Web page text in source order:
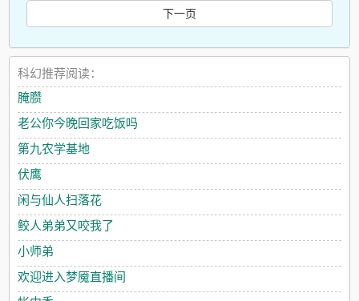
下一页
科幻推荐阅读：
腌臜
老公你今晚回家吃饭吗
第九农学基地
伏鹰
闲与仙人扫落花
鲛人弟弟又咬我了
小师弟
欢迎进入梦魇直播间